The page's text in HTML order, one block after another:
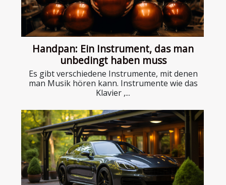
Handpan: Ein Instrument, das man
unbedingt haben muss
Es gibt verschiedene Instrumente, mit denen
man Musik hören kann. Instrumente wie das
Klavier ,...